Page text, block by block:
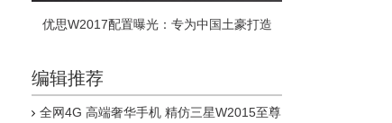
优思W2017配置曝光：专为中国土豪打造
编辑推荐
全网4G 高端奢华手机 精仿三星W2015至尊